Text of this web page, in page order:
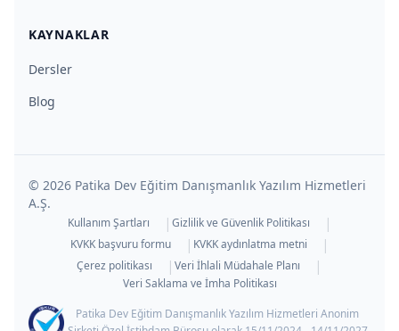
KAYNAKLAR
Dersler
Blog
© 2026 Patika Dev Eğitim Danışmanlık Yazılım Hizmetleri
A.Ş.
Kullanım Şartları | Gizlilik ve Güvenlik Politikası |
KVKK başvuru formu | KVKK aydınlatma metni |
Çerez politikası | Veri İhlali Müdahale Planı |
Veri Saklama ve İmha Politikası
Patika Dev Eğitim Danışmanlık Yazılım Hizmetleri Anonim